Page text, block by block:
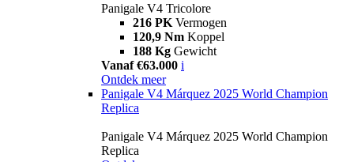
Panigale V4 Tricolore
216 PK Vermogen
120,9 Nm Koppel
188 Kg Gewicht
Vanaf €63.000 i
Ontdek meer
Panigale V4 Márquez 2025 World Champion
Replica
Panigale V4 Márquez 2025 World Champion
Replica